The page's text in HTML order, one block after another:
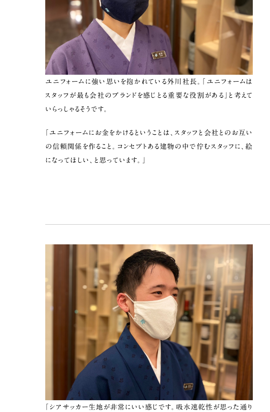
ユニフォームに強い思いを抱かれている外川社長。「ユニフォームは
スタッフが最も会社のブランドを感じとる重要な役割がある」と考えて
いらっしゃるそうです。
「ユニフォームにお金をかけるということは、スタッフと会社とのお互い
の信頼関係を作ること。コンセプトある建物の中で佇むスタッフに、絵
になってほしい、と思っています。」
「シアサッカー生地が非常にいい感じです。吸水速乾性が思った通り